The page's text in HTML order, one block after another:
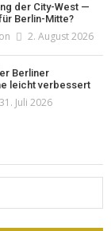
der City-West —
Berlin-Mitte?
2. August 2026
Berliner
leicht verbessert
31. Juli 2026